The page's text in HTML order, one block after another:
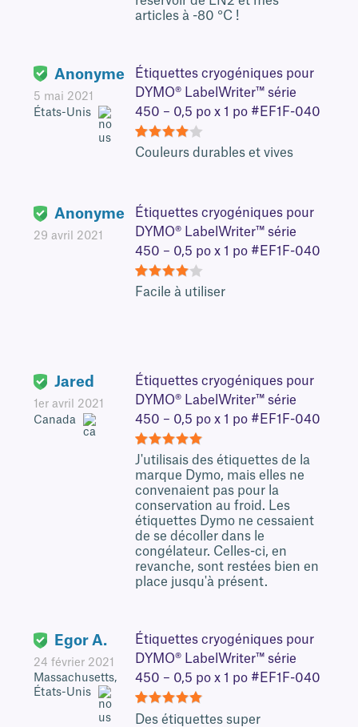
articles à -80 °C !
Anonyme
5 mai 2021
États-Unis
Étiquettes cryogéniques pour
DYMO® LabelWriter™ série
450 – 0,5 po x 1 po #EF1F-040
4
Couleurs durables et vives
Anonyme
29 avril 2021
Étiquettes cryogéniques pour
DYMO® LabelWriter™ série
450 – 0,5 po x 1 po #EF1F-040
4Facile à utiliser
Jared
1er avril 2021
Canada
Étiquettes cryogéniques pour
DYMO® LabelWriter™ série
450 – 0,5 po x 1 po #EF1F-040
5
J'utilisais des étiquettes de la
marque Dymo, mais elles ne
convenaient pas pour la
conservation au froid. Les
étiquettes Dymo ne cessaient
de se décoller dans le
congélateur. Celles-ci, en
revanche, sont restées bien en
place jusqu'à présent.
Egor A.
24 février 2021
Massachusetts,
États-Unis
Étiquettes cryogéniques pour
DYMO® LabelWriter™ série
450 – 0,5 po x 1 po #EF1F-040
5Des étiquettes super